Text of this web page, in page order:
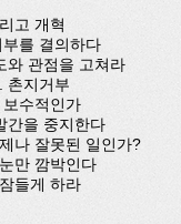
고 개혁
를 결의하다
와 관점을 고쳐라
촌지거부
수적인가
간을 중지한다
나 잘못된 일인가?
만 깜박인다
들게 하라